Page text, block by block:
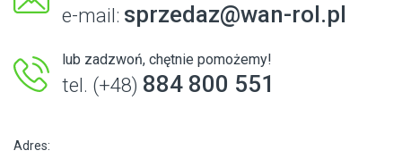
e-mail: sprzedaz@wan-rol.pl
lub zadzwoń, chętnie pomożemy!
tel. (+48) 884 800 551
Adres: